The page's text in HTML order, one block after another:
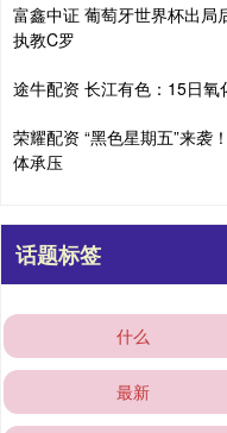
富鑫中证 葡萄牙世界杯出局
执教C罗
途牛配资 长江有色：15日
荣耀配资 “黑色星期五”来袭
体承压
话题标签
什么
最新